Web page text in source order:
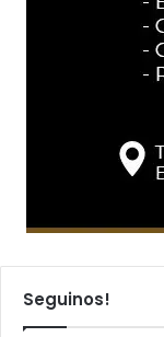
Seguinos!